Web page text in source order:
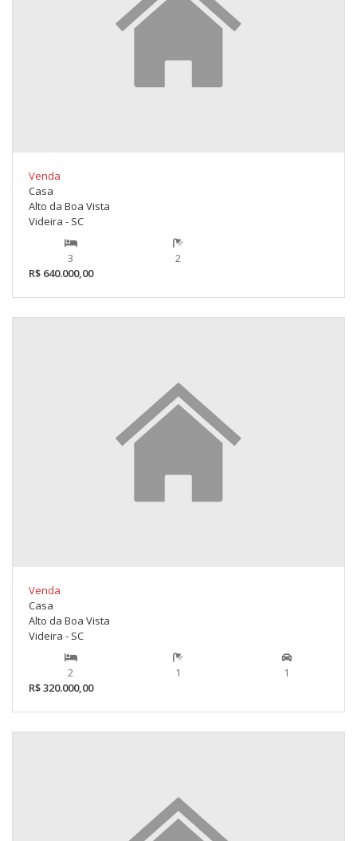
Venda
Casa
Alto da Boa Vista
Videira - SC
3
2
R$ 640.000,00
Venda
Casa
Alto da Boa Vista
Videira - SC
2 1
1
R$ 320.000,00